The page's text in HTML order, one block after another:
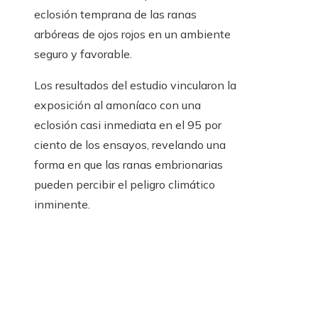
eclosión temprana de las ranas
arbóreas de ojos rojos en un ambiente
seguro y favorable.
Los resultados del estudio vincularon la
exposición al amoníaco con una
eclosión casi inmediata en el 95 por
ciento de los ensayos, revelando una
forma en que las ranas embrionarias
pueden percibir el peligro climático
inminente.